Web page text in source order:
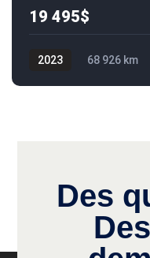
19 495$
2023 68 926 km
Des